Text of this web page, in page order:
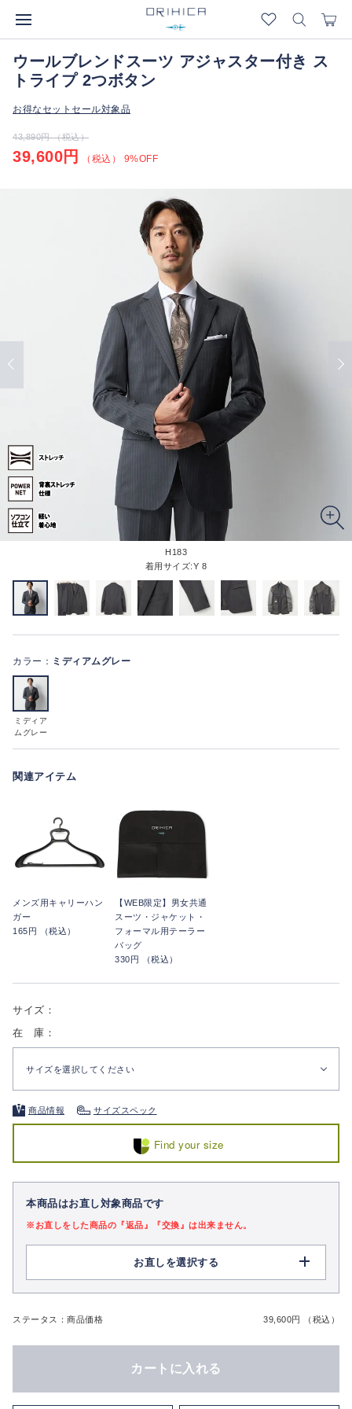
ウールブレンドスーツ アジャスター付き ス
トライプ 2つボタン
お得なセットセール対象品
43,890円 （税込）
39,600円 （税込） 9%OFF
H183
着用サイズ:Y 8
カラー： ミディアムグレー
ミディア
ムグレー
関連アイテム
メンズ用キャリーハン
ガー
165円 （税込）
【WEB限定】男女共通
スーツ・ジャケット・
フォーマル用テーラー
バッグ
330円 （税込）
サイズ：
在 庫：
サイズを選択してください
商品情報 サイズスペック
Find your size
本商品はお直し対象商品です
※お直しをした商品の『返品』『交換』は出来ません。
お直しを選択する
ステータス：商品価格 39,600円 （税込）
カートに入れる